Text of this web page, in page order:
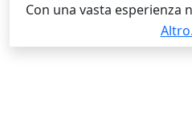
Con una vasta esperienza
livelli di istruzione,
all'università, offro